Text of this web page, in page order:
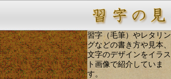
習字（毛筆）やレタリン
グなどの書き方や見本、
文字のデザインをイラス
ト画像で紹介していま
す。